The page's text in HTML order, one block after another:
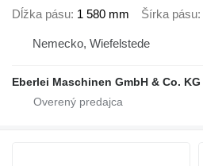
Dĺžka pásu 1 580 mm Šírka pásu
Nemecko, Wiefelstede
Eberlei Maschinen GmbH & Co. KG